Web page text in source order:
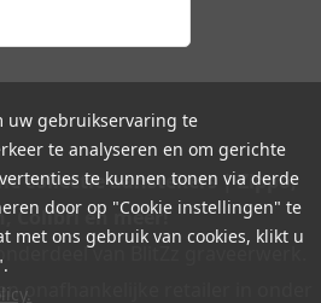
collectie aanstekers | Zippo,
Colibri en meer!
van BlitZz graveerwerk.
onafhankelijke retailer in onder
uw gebruikservaring te
te analyseren en om gerichte
te kunnen tonen via derde
door op "Cookie instellingen" te
met ons gebruik van cookies, klikt u